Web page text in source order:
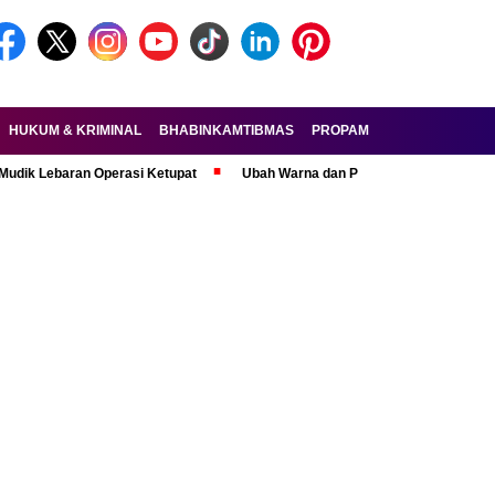
HUKUM & KRIMINAL BHABINKAMTIBMAS PROPAM
Operasi Ketupat Ubah Warna dan Pasang Pelat Palsu, Pelaku